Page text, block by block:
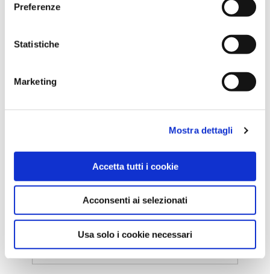
Preferenze
Statistiche
Marketing
Mostra dettagli
Accetta tutti i cookie
Acconsenti ai selezionati
Usa solo i cookie necessari
AERSAN PERMANENT
AERSAN PERMANENT è una selezione di
Iscriviti alla nostra
newsletter